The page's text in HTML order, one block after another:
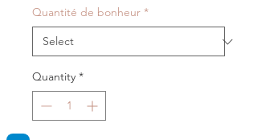
per
1
Kilogram
Quantité de bonheur *
Quantity *